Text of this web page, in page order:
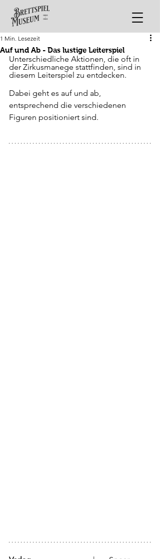
Auf und Ab - Das lustige Leiterspiel
1 Min. Lesezeit
Unterschiedliche Aktionen, die oft in
der Zirkusmanege stattfinden, sind in
diesem Leiterspiel zu entdecken.
Dabei geht es auf und ab,
entsprechend die verschiedenen
Figuren positioniert sind.